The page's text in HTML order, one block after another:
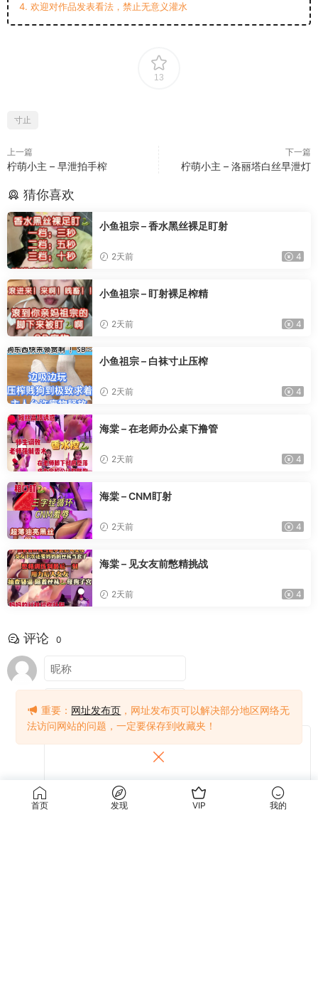
4. 欢迎对作品发表看法，禁止无意义灌水
13
寸止
上一篇
柠萌小主 – 早泄拍手榨
下一篇
柠萌小主 – 洛丽塔白丝早泄灯
猜你喜欢
小鱼祖宗 – 香水黑丝裸足盯射
2天前 4
小鱼祖宗 – 盯射裸足榨精
2天前 4
小鱼祖宗 – 白袜寸止压榨
2天前 4
海棠 – 在老师办公桌下撸管
2天前 4
海棠 – CNM盯射
2天前 4
海棠 – 见女友前憋精挑战
2天前 4
评论 0
首页 发现 VIP 我的
重要： 网址发布页 ，网址发布页可以解决部分地区网络无
法访问网站的问题，一定要保存到收藏夹！